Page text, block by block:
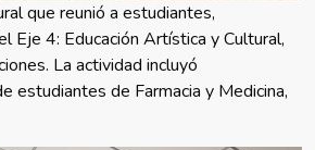
que reunió a estudiantes,
Eje 4: Educación Artística y Cultural,
La actividad incluyó
estudiantes de Farmacia y Medicina,